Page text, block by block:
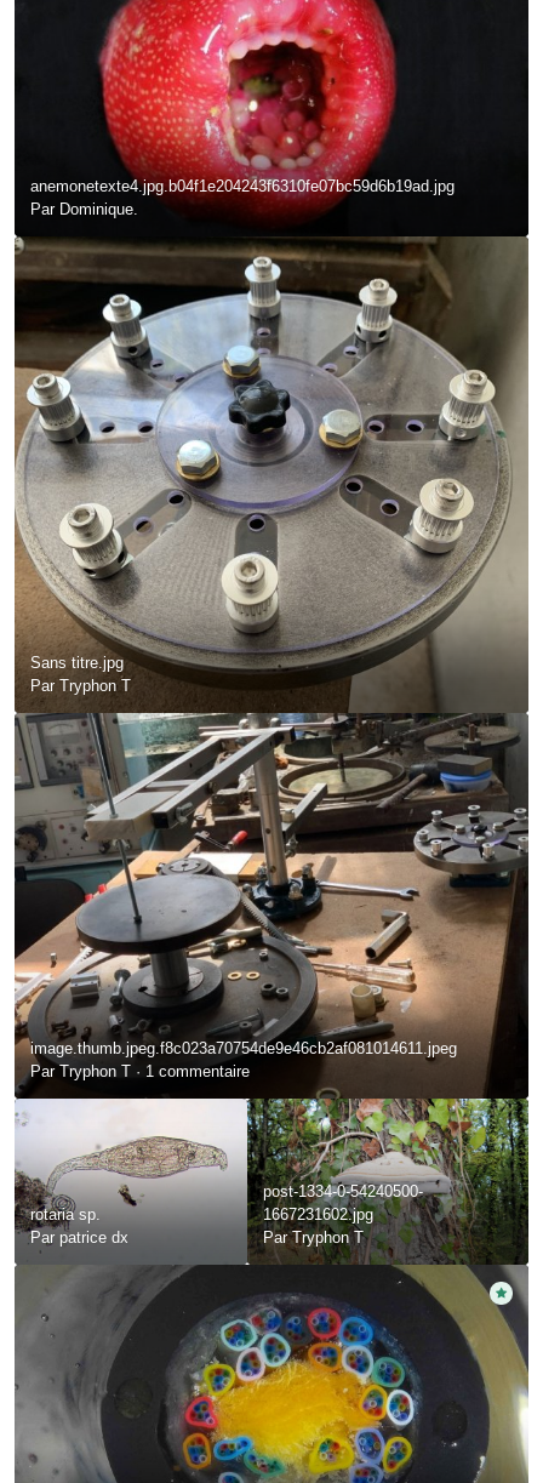
anemonetexte4.jpg.b04f1e204243f6310fe07bc59d6b19ad.jpg
Par Dominique.
Sans titre.jpg
Par Tryphon T
image.thumb.jpeg.f8c023a70754de9e46cb2af081014611.jpeg
ParTryphon T · 1 commentaire
rotaria sp.
Par patrice dx
post-1334-0-54240500-
1667231602.jpg
ParTryphon T